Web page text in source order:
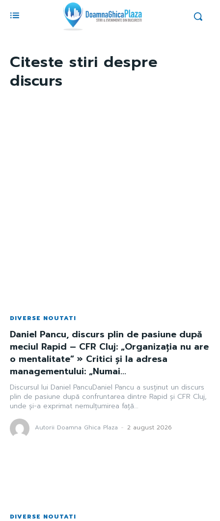
Citeste stiri despre
discurs
DIVERSE NOUTATI
Daniel Pancu, discurs plin de pasiune după
meciul Rapid – CFR Cluj: „Organizația nu are
o mentalitate” » Critici și la adresa
managementului: „Numai...
Discursul lui Daniel PancuDaniel Pancu a susținut un discurs
plin de pasiune după confruntarea dintre Rapid și CFR Cluj,
unde și-a exprimat nemulțumirea față...
Autorii Doamna Ghica Plaza - 2 august 2026
DIVERSE NOUTATI